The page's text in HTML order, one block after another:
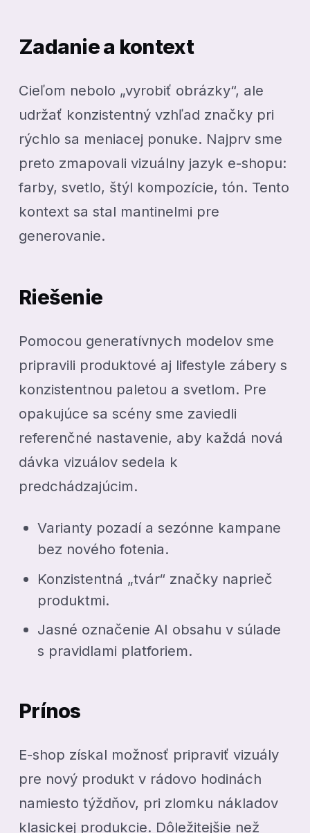
Zadanie a kontext
Cieľom nebolo „vyrobiť obrázky“, ale
udržať konzistentný vzhľad značky pri
rýchlo sa meniacej ponuke. Najprv sme
preto zmapovali vizuálny jazyk e-shopu:
farby, svetlo, štýl kompozície, tón. Tento
kontext sa stal mantinelmi pre
generovanie.
Riešenie
Pomocou generatívnych modelov sme
pripravili produktové aj lifestyle zábery s
konzistentnou paletou a svetlom. Pre
opakujúce sa scény sme zaviedli
referenčné nastavenie, aby každá nová
dávka vizuálov sedela k
predchádzajúcim.
Varianty pozadí a sezónne kampane
bez nového fotenia.
Konzistentná „tvár“ značky naprieč
produktmi.
Jasné označenie AI obsahu v súlade
s pravidlami platforiem.
Prínos
E-shop získal možnosť pripraviť vizuály
pre nový produkt v rádovo hodinách
namiesto týždňov, pri zlomku nákladov
klasickej produkcie. Dôležitejšie než